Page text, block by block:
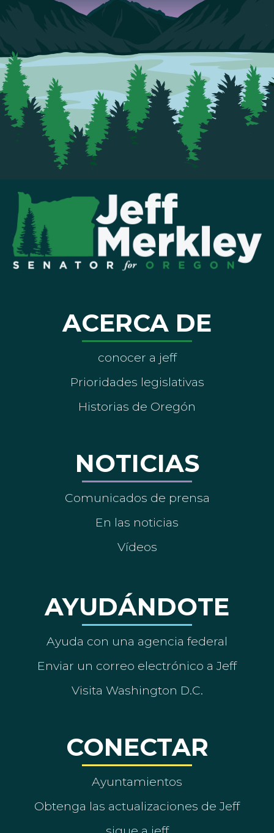
ACERCA DE
conocer a jeff
Prioridades legislativas
Historias de Oregón
NOTICIAS
Comunicados de prensa
En las noticias
Vídeos
AYUDÁNDOTE
Ayuda con una agencia federal
Enviar un correo electrónico a Jeff
Visita Washington D.C.
CONECTAR
Ayuntamientos
Obtenga las actualizaciones de Jeff